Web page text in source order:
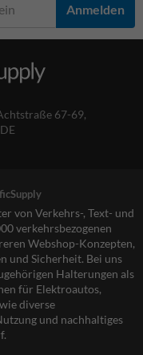
Anmelden
67-69,
von Verkehrs-, Text- und
verkehrsbezogenen
Webshop-Konzepten,
und Sicherheit. Bei uns
Halterungen als
für Elektroautos,
diverse
und nachhaltiges